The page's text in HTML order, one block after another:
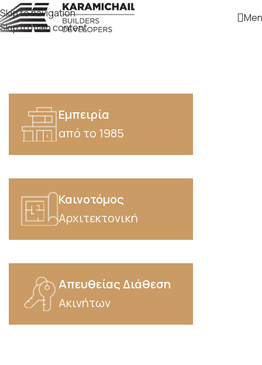
Skip to navigation
Skip to main content
Εμπειρία
από το 1985
Καινοτόμος
Αρχιτεκτονική
Απευθείας Διάθεση
Ακινήτων